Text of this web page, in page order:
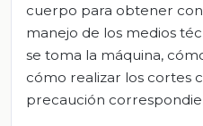
cuerpo para obtener
manejo de los medios
se toma la máquina,
cómo realizar los cortes
precaución